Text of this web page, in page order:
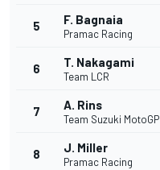
5 F. Bagnaia
Pramac Racing
6 T. Nakagami
Team LCR
7 A. Rins
Team Suzuki MotoGP
8 J. Miller
Pramac Racing